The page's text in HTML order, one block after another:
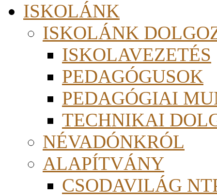
ISKOLÁNK
ISKOLÁNK
ISKOLAVEZETÉS
PEDAGÓGUSOK
PEDAGÓGIAI
TECHNIKAI
NÉVADÓNKRÓL
ALAPÍTVÁNY
CSODAVILÁG